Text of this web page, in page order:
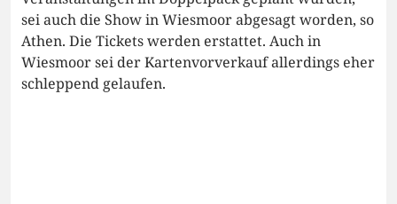
sei auch die Show in Wiesmoor abgesagt worden, so
Athen. Die Tickets werden erstattet. Auch in
Wiesmoor sei der Kartenvorverkauf allerdings eher
schleppend gelaufen.